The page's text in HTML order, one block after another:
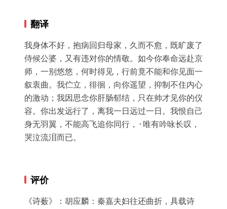
翻译
我身体不好，抱病回归母家，久而不愈，既旷废了
侍候公婆，又有违对你的情敬。如今你奉命远赴京
师，一别悠悠，何时得见，行前竟不能和你见面一
叙衷曲。我伫立，徘徊，向你遥望，抑制不住内心
的激动；我因思念你肝肠郁结，只在帅才见你的仪
容。你出发远行了，离我一日远过一日。我恨自己
身无羽翼，不能高飞追你同行，·唯有吟咏长叹，
哭泣流泪而已。
评价
《诗薮》：胡应麟：秦嘉夫妇往还曲折，具载诗